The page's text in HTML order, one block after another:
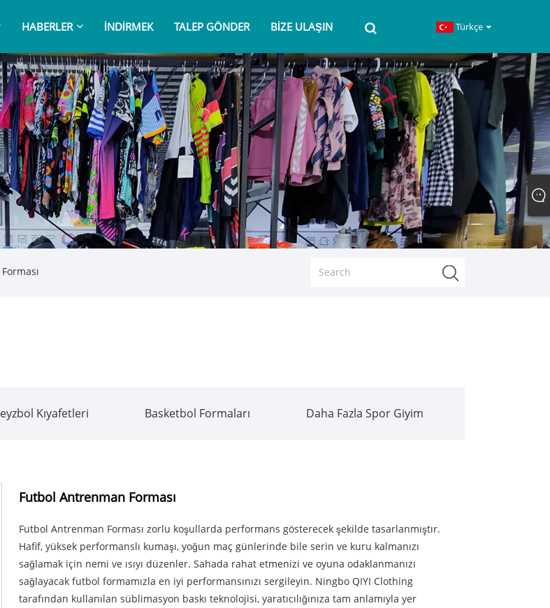
HABERLER İNDIRMEK TALEP GÖNDER BIZE ULAŞIN Türkçe
Kıyafetleri Basketbol Formaları Daha Fazla Spor Giyim
Futbol Antrenman Forması
Futbol Antrenman Forması zorlu koşullarda performans gösterecek şekilde tasarlanmıştır.
Hafif, yüksek performanslı kumaşı, yoğun maç günlerinde bile serin ve kuru kalmanızı
sağlamak için nemi ve ısıyı düzenler. Sahada rahat etmenizi ve oyuna odaklanmanızı
sağlayacak futbol formamızla en iyi performansınızı sergileyin. Ningbo QIYI Clothing
tarafından kullanılan süblimasyon baskı teknolojisi, yaratıcılığınıza tam anlamıyla yer